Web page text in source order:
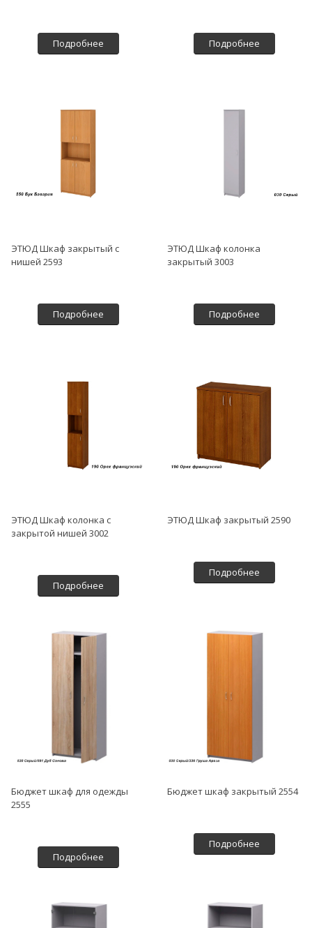
Подробнее Подробнее
ЭТЮД Шкаф закрытый с
нишей 2593
Подробнее
ЭТЮД Шкаф колонка
закрытый 3003
Подробнее
ЭТЮД Шкаф колонка с
закрытой нишей 3002
Подробнее
ЭТЮД Шкаф закрытый 2590
Подробнее
Бюджет шкаф для одежды
2555
Подробнее
Бюджет шкаф закрытый 2554
Подробнее